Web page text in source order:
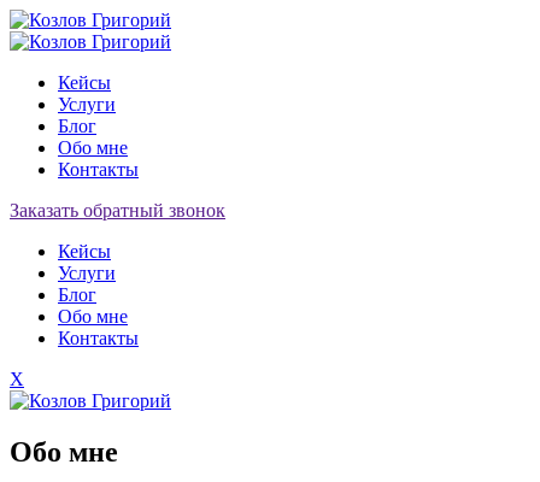
Кейсы
Услуги
Блог
Обо мне
Контакты
Заказать обратный звонок
Кейсы
Услуги
Блог
Обо мне
Контакты
X
Обо мне